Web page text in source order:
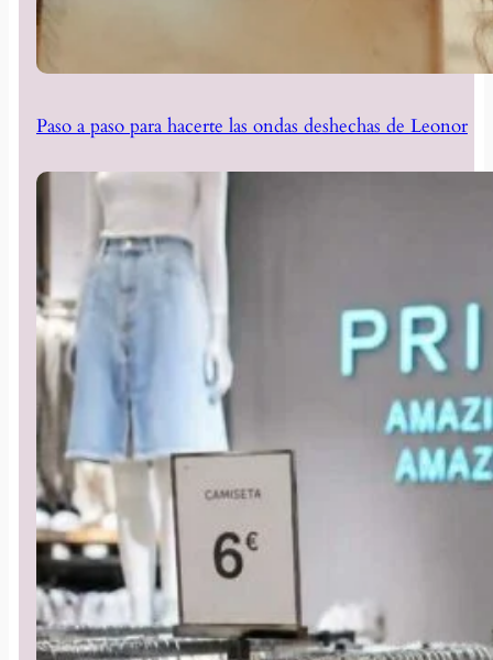
Paso a paso para hacerte las ondas deshechas de Leonor